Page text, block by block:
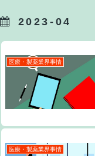
2023-04
医療・製薬業界事情
医療・製薬業界事情